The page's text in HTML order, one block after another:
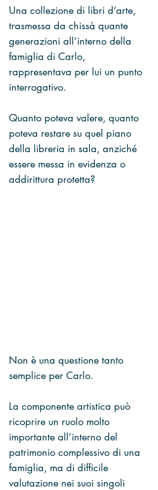
Una collezione di libri d’arte,
trasmessa da chissà quante
generazioni all’interno della
famiglia di Carlo,
rappresentava per lui un punto
interrogativo.
Quanto poteva valere, quanto
poteva restare su quel piano
della libreria in sala, anziché
essere messa in evidenza o
addirittura protetta?
Non è una questione tanto
semplice per Carlo.
La componente artistica può
ricoprire un ruolo molto
importante all’interno del
patrimonio complessivo di una
famiglia, ma di difficile
valutazione nei suoi singoli